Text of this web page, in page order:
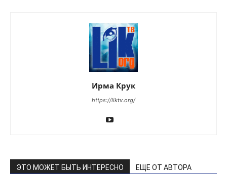
Ирма Крук
https://liktv.org/
ЭТО МОЖЕТ БЫТЬ ИНТЕРЕСНО ЕЩЕ ОТ АВТОРА